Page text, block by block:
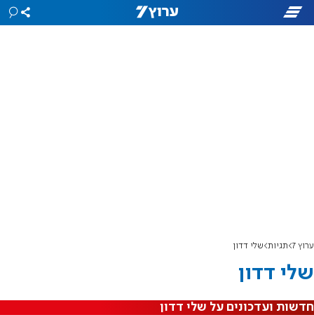
ערוץ 7 תגיות שלי דדון
שלי דדון
חדשות ועדכונים על שלי דדון